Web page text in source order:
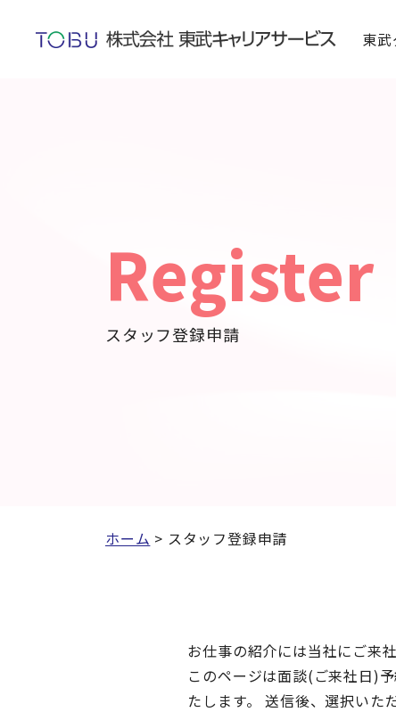
東
register
スタッフ登録申請
ホーム > スタッフ登録申請
お仕事の紹介には当社にご来
このページは面談(ご来社日)
たします。 送信後、選択いた